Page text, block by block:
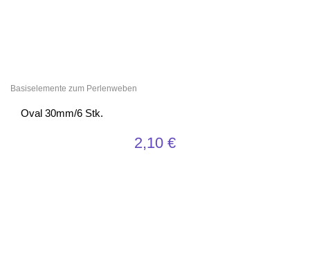
Basiselemente zum Perlenweben
Oval 30mm/6 Stk.
2,10 €